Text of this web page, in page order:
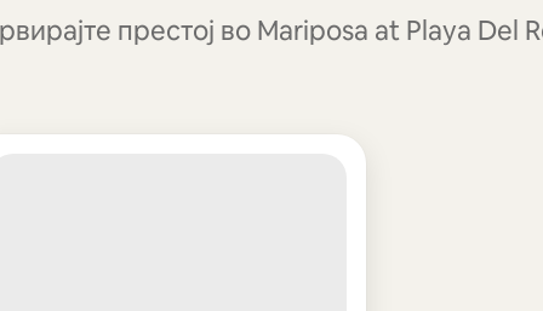
престој во Mariposa at Playa Del